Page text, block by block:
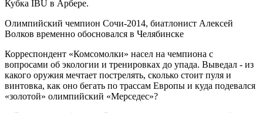
Кубка IBU в Арбере.
Олимпийский чемпион Сочи-2014, биатлонист Алексей
Волков временно обосновался в Челябинске
Корреспондент «Комсомолки» насел на чемпиона с
вопросами об экологии и тренировках до упада. Выведал - из
какого оружия мечтает пострелять, сколько стоит пуля и
винтовка, как оно бегать по трассам Европы и куда подевался
«золотой» олимпийский «Мерседес»?